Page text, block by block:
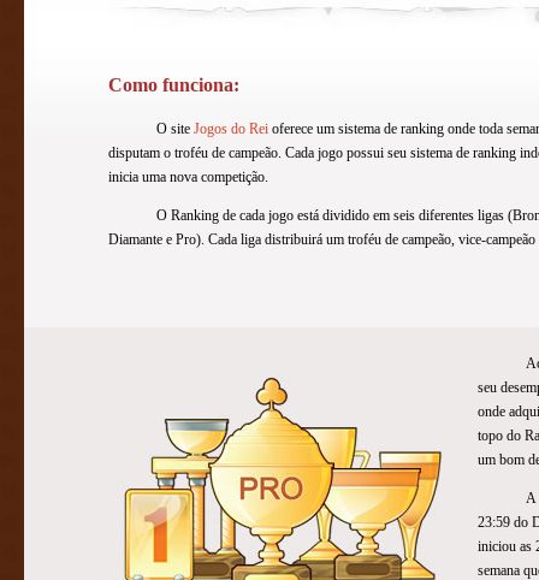
Como funciona:
O site Jogos do Reioferece um sistema de ranking onde toda
disputam o troféu de campeão. Cada jogo possui seu sistema de ranking
inicia uma nova competição.
O Ranking de cada jogo está dividido em seis diferentes ligas
Diamante e Pro). Cada liga distribuirá um troféu de campeão, vice-
seu
onde
topo do
um bom
A
23:59 do
iniciou as
semana